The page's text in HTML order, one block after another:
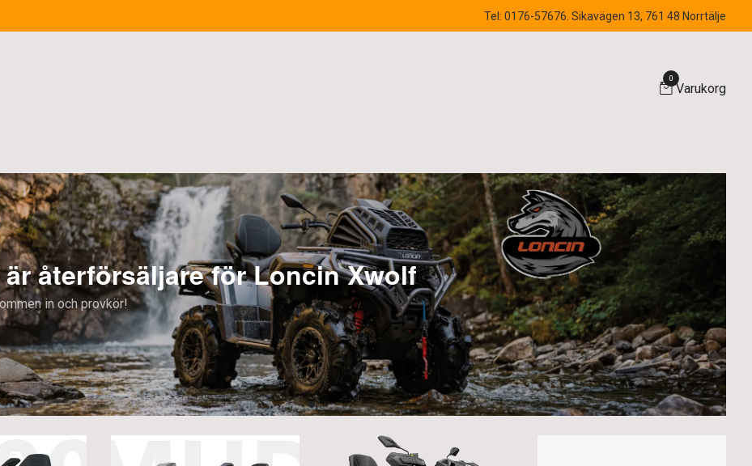
Tel: 0176-57676. Sikavägen 13, 761 48 Norrtälje
0
Varukorg
Loncin Xwolf